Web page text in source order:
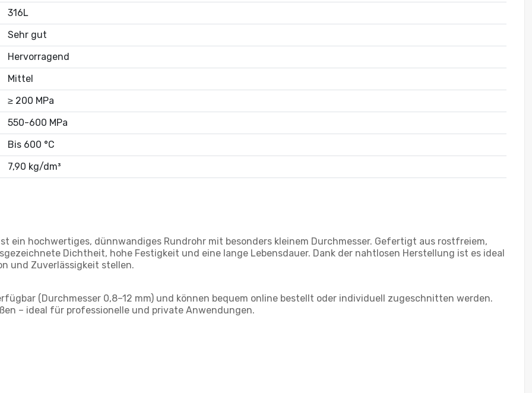
316L
Sehr gut
Hervorragend
Mittel
≥ 200 MPa
550-600 MPa
Bis 600 °C
7,90 kg/dm³
ein hochwertiges, dünnwandiges Rundrohr mit besonders kleinem Durchmesser. Gefertigt aus rostfreiem,
Dichtheit, hohe Festigkeit und eine lange Lebensdauer. Dank der nahtlosen Herstellung ist es ideal
und Zuverlässigkeit stellen.
(Durchmesser 0,8–12 mm) und können bequem online bestellt oder individuell zugeschnitten werden.
– ideal für professionelle und private Anwendungen.